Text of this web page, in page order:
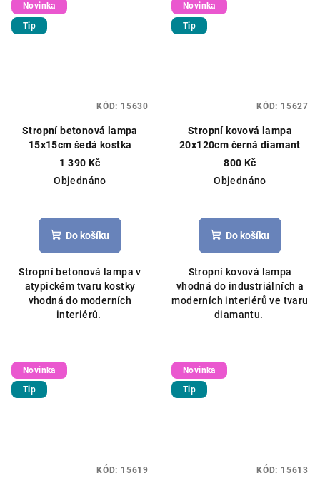
Novinka
Tip
Stropní betonová lampa
15x15cm šedá kostka
1 390 Kč
Objednáno
Do košíku
Stropní betonová lampa v
atypickém tvaru kostky
vhodná do moderních
interiérů.
KÓD: 15630
Novinka
Tip
Stropní kovová lampa
20x120cm černá diamant
800 Kč
Objednáno
Do košíku
Stropní kovová lampa
vhodná do industriálních a
moderních interiérů ve tvaru
diamantu.
KÓD: 15627
Novinka
Tip
KÓD: 15619
Novinka
Tip
KÓD: 15613